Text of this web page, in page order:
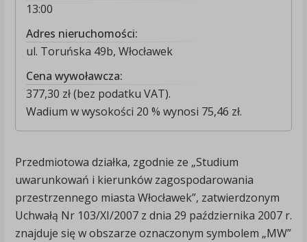
13:00
Adres nieruchomości:
ul. Toruńska 49b, Włocławek
Cena wywoławcza:
377,30 zł (bez podatku VAT).
Wadium w wysokości 20 % wynosi 75,46 zł.
Przedmiotowa działka, zgodnie ze „Studium
uwarunkowań i kierunków zagospodarowania
przestrzennego miasta Włocławek”, zatwierdzonym
Uchwałą Nr 103/XI/2007 z dnia 29 października 2007 r.
znajduje się w obszarze oznaczonym symbolem „MW”